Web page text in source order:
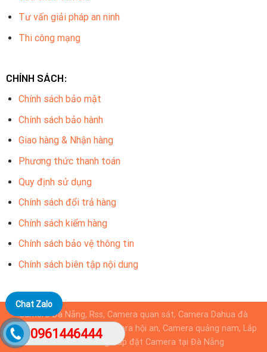
Tư vấn giải pháp an ninh
Thi công mạng
CHÍNH SÁCH:
Chính sách bảo mật
Chính sách bảo hành
Giao hàng & Nhận hàng
Phương thức thanh toán
Quy định sử dụng
Chính sách đổi trả hàng
Chính sách kiểm hàng
Chính sách bảo vệ thông tin
Chính sách biên tập nội dung
Camera Đà Nẵng, Rss, Camera quan sát, Camera Dahua đà
nẵng, Camera KBvision, camera hội an, Camera quảng nam, Lắp
camera Đà Nẵng, Lắp đặt Camera tại Đà Nẵng
Chat Zalo
0961446444